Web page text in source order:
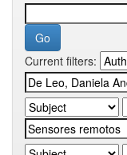
Current filters: